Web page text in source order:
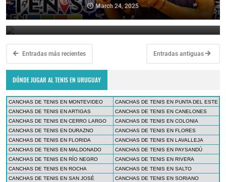
March 24, 2025
en el ATP Challenger de Asunción
March 23, 2025
Entradas más recientes Entradas antiguas
DÓNDE JUGAR AL TENIS EN URUGUAY
CANCHAS DE TENIS EN MONTEVIDEO
CANCHAS DE TENIS EN PUNTA DEL ESTE
CANCHAS DE TENIS EN ARTIGAS
CANCHAS DE TENIS EN CANELONES
CANCHAS DE TENIS EN CERRO LARGO
CANCHAS DE TENIS EN COLONIA
CANCHAS DE TENIS EN DURAZNO
CANCHAS DE TENIS EN FLORES
CANCHAS DE TENIS EN FLORIDA
CANCHAS DE TENIS EN LAVALLEJA
CANCHAS DE TENIS EN MALDONADO
CANCHAS DE TENIS EN PAYSANDÚ
CANCHAS DE TENIS EN RÍO NEGRO
CANCHAS DE TENIS EN RIVERA
CANCHAS DE TENIS EN ROCHA
CANCHAS DE TENIS EN SALTO
CANCHAS DE TENIS EN SAN JOSÉ
CANCHAS DE TENIS EN SORIANO